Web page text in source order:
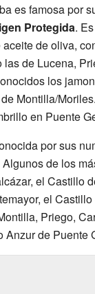
es famosa por
Protegida.
de oliva,
de Lucena,
los
Montilla/
en Puente
por sus
Algunos de los
el Castillo
el
Priego,
Anzur de Puente